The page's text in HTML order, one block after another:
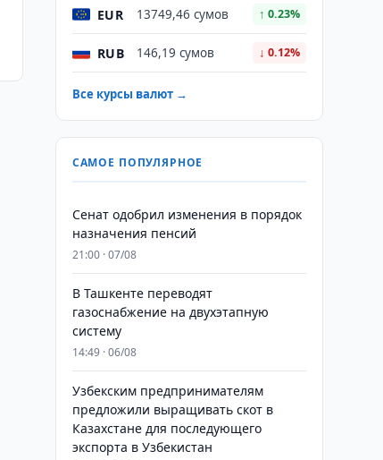
EUR 13749,46 сумов ↑ 0.23%
RUB 146,19 сумов ↓ 0.12%
Все курсы валют →
САМОЕ ПОПУЛЯРНОЕ
Сенат одобрил изменения в порядок
назначения пенсий
21:00 · 07/08
В Ташкенте переводят
газоснабжение на двухэтапную
систему
14:49 · 06/08
Узбекским предпринимателям
предложили выращивать скот в
Казахстане для последующего
экспорта в Узбекистан